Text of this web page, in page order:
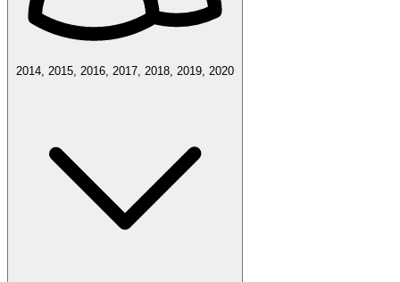
2014, 2015, 2016, 2017, 2018, 2019, 2020